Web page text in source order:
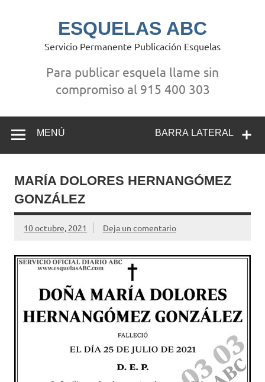
ESQUELAS ABC
Servicio Permanente Publicación Esquelas
Para publicar esquela llame sin
compromiso al 915 400 303
BARRA LATERAL
MENÚ
MARÍA DOLORES HERNANGÓMEZ
GONZÁLEZ
10 octubre, 2021 Deja un comentario